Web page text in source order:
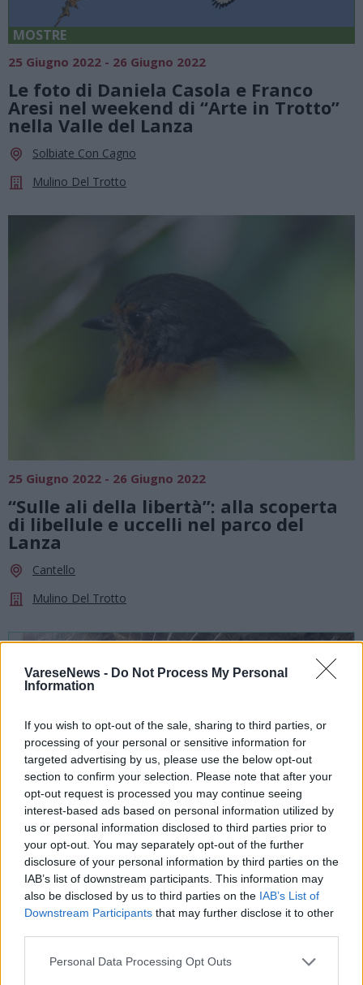
VareseNews - Do Not Process My Personal
Information
If you wish to opt-out of the sale, sharing to third parties, or
processing of your personal or sensitive information for
targeted advertising by us, please use the below opt-out
section to confirm your selection. Please note that after your
opt-out request is processed you may continue seeing
interest-based ads based on personal information utilized by
us or personal information disclosed to third parties prior to
your opt-out. You may separately opt-out of the further
disclosure of your personal information by third parties on the
IAB’s list of downstream participants. This information may
also be disclosed by us to third parties on the IAB’s List of
Downstream Participants that may further disclose it to other
Personal Data Processing Opt Outs
MOSTRE
25 Giugno 2022 - 26 Giugno 2022
Le foto di Daniela Casola e Franco
Aresi nel weekend di “Arte in Trotto”
nella Valle del Lanza
Solbiate Con Cagno
Mulino Del Trotto
25 Giugno 2022 - 26 Giugno 2022
“Sulle ali della libertà”: alla scoperta
di libellule e uccelli nel parco del
Lanza
Cantello
Mulino Del Trotto
INCONTRI
01 Luglio 2022 - 02 Luglio 2022
Il fine settimana di “Arte in Trotto”
nel Parco Valle del Lanza è con
Fabrizio Zanzi e Cesare Puricelli